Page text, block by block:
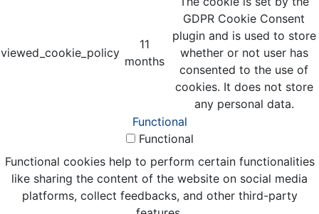
viewed_cookie_policy
11
months
GDPR Cookie Consent
plugin and is used to store
whether or not user has
consented to the use of
cookies. It does not store
any personal data.
Functional
Functional
Functional cookies help to perform certain functionalities
like sharing the content of the website on social media
platforms, collect feedbacks, and other third-party